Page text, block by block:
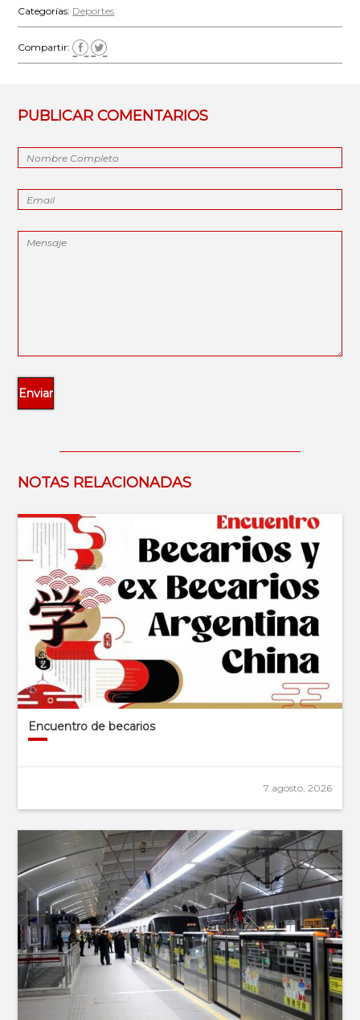
Categorías: Deportes
Compartir:
PUBLICAR COMENTARIOS
NOTAS RELACIONADAS
Encuentro de becarios
7 agosto, 2026